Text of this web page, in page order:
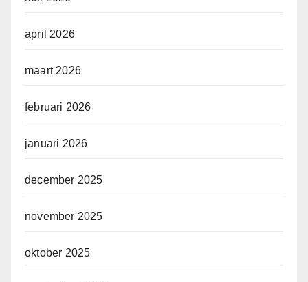
april 2026
maart 2026
februari 2026
januari 2026
december 2025
november 2025
oktober 2025